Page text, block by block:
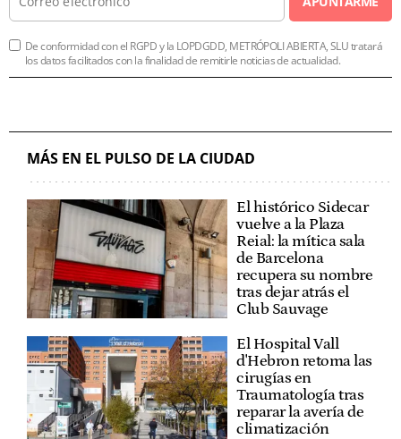
De conformidad con el RGPD y la LOPDGDD, METRÓPOLI ABIERTA, SLU tratará
los datos facilitados con la finalidad de remitirle noticias de actualidad.
MÁS EN EL PULSO DE LA CIUDAD
El histórico Sidecar
vuelve a la Plaza
Reial: la mítica sala
de Barcelona
recupera su nombre
tras dejar atrás el
Club Sauvage
El Hospital Vall
d'Hebron retoma las
cirugías en
Traumatología tras
reparar la avería de
climatización